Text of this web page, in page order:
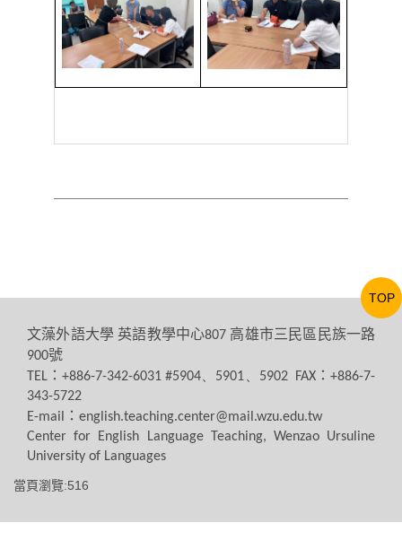
文藻外語大學 英語教學中心807 高雄市三民區民族一路
900號
TEL ：+886-7-342-6031 #5904、5901、5902 FAX：+886-7-
343-5722
E-mail
： english.teaching.center@mail.wzu.edu.tw
Center for English Language Teaching, Wenzao Ursuline
University of Languages
當頁瀏覽:516
TOP